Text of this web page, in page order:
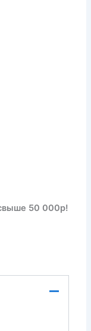
50 000р!